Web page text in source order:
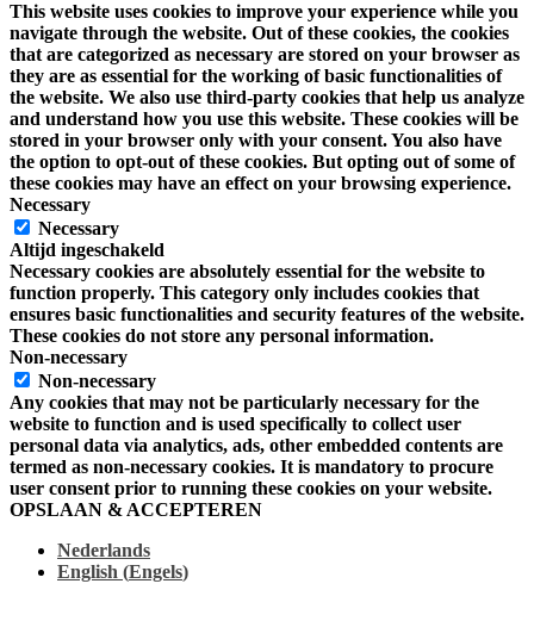
This website uses cookies to improve your experience while you
navigate through the website. Out of these cookies, the cookies
that are categorized as necessary are stored on your browser as
they are as essential for the working of basic functionalities of
the website. We also use third-party cookies that help us analyze
and understand how you use this website. These cookies will be
stored in your browser only with your consent. You also have
the option to opt-out of these cookies. But opting out of some of
these cookies may have an effect on your browsing experience.
Necessary
Necessary
Altijd ingeschakeld
Necessary cookies are absolutely essential for the website to
function properly. This category only includes cookies that
ensures basic functionalities and security features of the website.
These cookies do not store any personal information.
Non-necessary
Non-necessary
Any cookies that may not be particularly necessary for the
website to function and is used specifically to collect user
personal data via analytics, ads, other embedded contents are
termed as non-necessary cookies. It is mandatory to procure
user consent prior to running these cookies on your website.
OPSLAAN & ACCEPTEREN
Nederlands
English (Engels)